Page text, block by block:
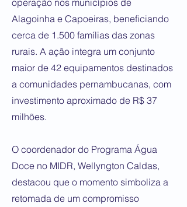
operação nos municípios de
Alagoinha e Capoeiras, beneficiando
cerca de 1.500 famílias das zonas
rurais. A ação integra um conjunto
maior de 42 equipamentos destinados
a comunidades pernambucanas, com
investimento aproximado de R$ 37
milhões.
O coordenador do Programa Água
Doce no MIDR, Wellyngton Caldas,
destacou que o momento simboliza a
retomada de um compromisso